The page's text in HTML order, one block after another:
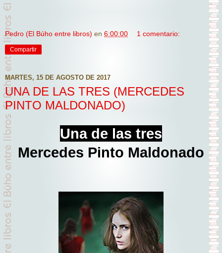
Pedro (El Búho entre libros) en 6:00:00 1 comentario:
Compartir
MARTES, 15 DE AGOSTO DE 2017
UNA DE LAS TRES (MERCEDES
PINTO MALDONADO)
Una de las tres
Mercedes Pinto Maldonado